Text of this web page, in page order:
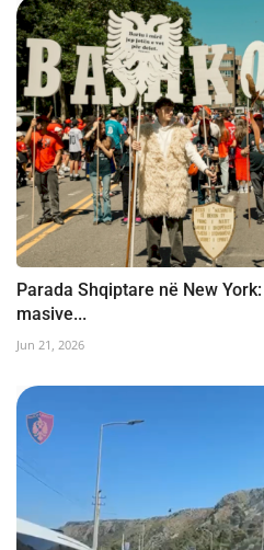
Parada Shqiptare në New
masive...
Jun 21, 2026